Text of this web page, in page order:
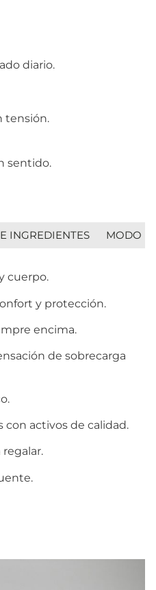
diario.
tensión.
sentido.
INGREDIENTES MODO
cuerpo.
y protección.
encima.
de sobrecarga
con activos de calidad.